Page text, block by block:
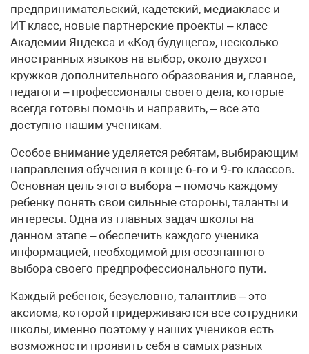
предпринимательский, кадетский, медиакласс и
ИТ-класс, новые партнерские проекты – класс
Академии Яндекса и «Код будущего», несколько
иностранных языков на выбор, около двухсот
кружков дополнительного образования и, главное,
педагоги – профессионалы своего дела, которые
всегда готовы помочь и направить, – все это
доступно нашим ученикам.
Особое внимание уделяется ребятам, выбирающим
направления обучения в конце 6‑го и 9‑го классов.
Основная цель этого выбора – помочь каждому
ребенку понять свои сильные стороны, таланты и
интересы. Одна из главных задач школы на
данном этапе – обеспечить каждого ученика
информацией, необходимой для осознанного
выбора своего предпрофессионального пути.
Каждый ребенок, безусловно, талантлив – это
аксиома, которой придерживаются все сотрудники
школы, именно поэтому у наших учеников есть
возможности проявить себя в самых разных